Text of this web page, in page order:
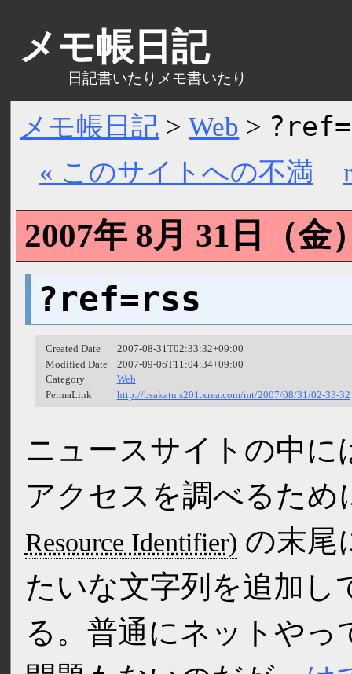
メモ帳日記 > Web >
« このサイトへの不満
メモ帳日記
日記書いたりメモ書いたり
2007年 8月 31日（金
?ref=rss
Created Date
2007-08-31T02:33:32+09:00
Modified Date
2007-09-06T11:04:34+09:00
Category
Web
PermaLink
http://bsakatu.s201.xrea.com/mt/2007/08/31/02-33-32
ニュースサイトの中に
アクセスを調べるた
の末尾
たいな文字列を追加し
る。普通にネットやっ